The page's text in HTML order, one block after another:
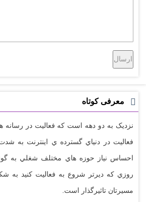
معرفی کوتاه
نزديک به دو دهه است که فعاليت در رسانه
فعاليت در دنياي گسترده ي اينترنت به
احساس نياز حوزه هاي مختلف شغلي به
روزي که ديرتر شروع به فعاليت کنيد به
مسيرتان تاثيرگذار است.